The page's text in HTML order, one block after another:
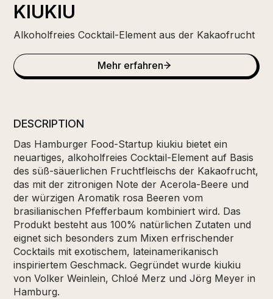
KIUKIU
Alkoholfreies Cocktail-Element aus der Kakaofrucht
Mehr erfahren
DESCRIPTION
Das Hamburger Food-Startup kiukiu bietet ein
neuartiges, alkoholfreies Cocktail-Element auf Basis
des süß-säuerlichen Fruchtfleischs der Kakaofrucht,
das mit der zitronigen Note der Acerola-Beere und
der würzigen Aromatik rosa Beeren vom
brasilianischen Pfefferbaum kombiniert wird. Das
Produkt besteht aus 100% natürlichen Zutaten und
eignet sich besonders zum Mixen erfrischender
Cocktails mit exotischem, lateinamerikanisch
inspiriertem Geschmack. Gegründet wurde kiukiu
von Volker Weinlein, Chloé Merz und Jörg Meyer in
Hamburg.